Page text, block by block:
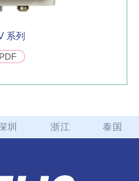
系列
PDF
圳 浙江 泰国